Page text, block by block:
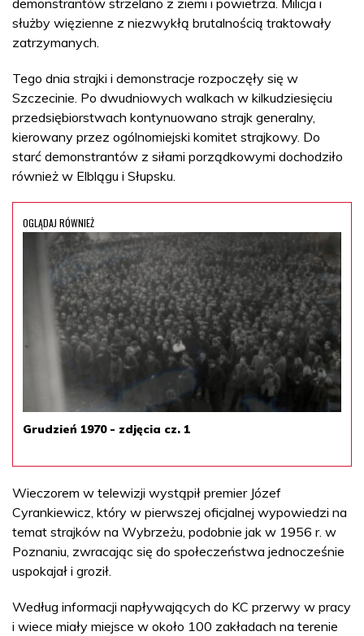
służby więzienne z niezwykłą brutalnością traktowały
zatrzymanych.
Tego dnia strajki i demonstracje rozpoczęły się w
Szczecinie. Po dwudniowych walkach w kilkudziesięciu
przedsiębiorstwach kontynuowano strajk generalny,
kierowany przez ogólnomiejski komitet strajkowy. Do
starć demonstrantów z siłami porządkowymi dochodziło
również w Elblągu i Słupsku.
OGLĄDAJ RÓWNIEŻ
Grudzień 1970 - zdjęcia cz. 1
Wieczorem w telewizji wystąpił premier Józef
Cyrankiewicz, który w pierwszej oficjalnej wypowiedzi na
temat strajków na Wybrzeżu, podobnie jak w 1956 r. w
Poznaniu, zwracając się do społeczeństwa jednocześnie
uspokajał i groził.
Według informacji napływających do KC przerwy w pracy
i wiece miały miejsce w około 100 zakładach na terenie